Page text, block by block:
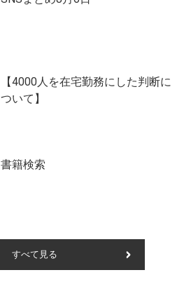
【4000人を在宅勤務にした判断に
ついて】
書籍検索
すべて見る